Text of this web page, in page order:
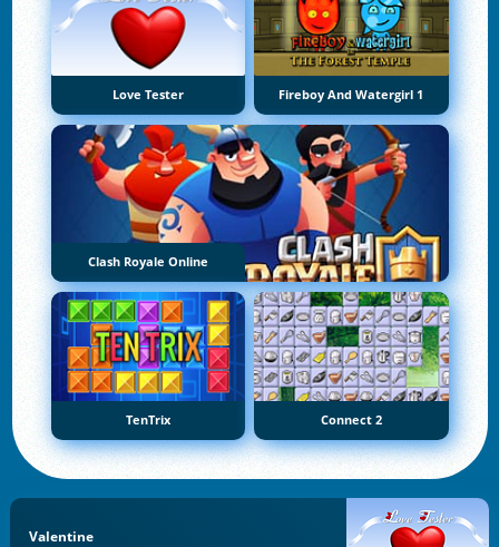
Love Tester Fireboy And Watergirl 1
Clash Royale Online
TenTrix Connect 2
Valentine